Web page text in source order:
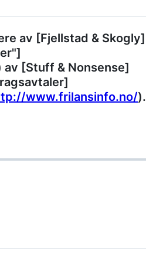
av [Fjellstad & Skogly]
av [Stuff & Nonsense]
www.frilansinfo.no/).